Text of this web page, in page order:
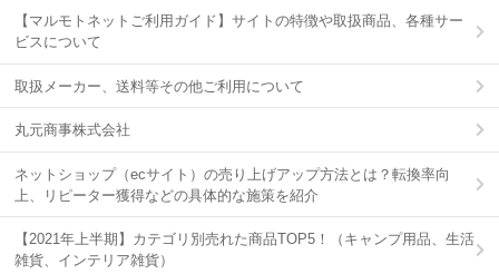
【マルモトネットご利用ガイド】サイトの特徴や取扱商品、各種サー
ビスについて
取扱メーカー、送料等その他ご利用について
丸元商事株式会社
ネットショップ（ecサイト）の売り上げアップ方法とは？転換率向
上、リピーター獲得などの具体的な施策を紹介
【2021年上半期】カテゴリ別売れた商品TOP5！（キャンプ用品、生活
雑貨、インテリア雑貨）